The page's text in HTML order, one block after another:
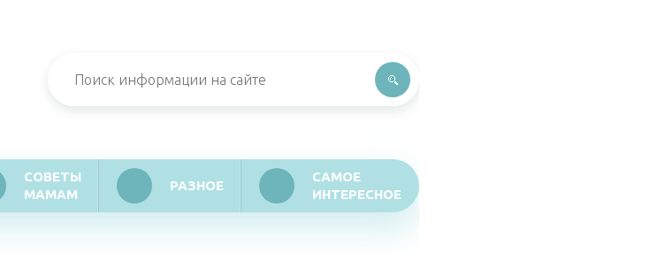
СОВЕТЫ
МАМАМ
РАЗНОЕ
САМОЕ
ИНТЕРЕСНОЕ